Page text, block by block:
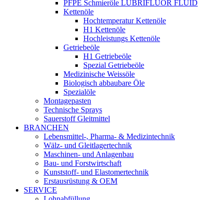
PFPE Schmieröle LUBRIFLUOR FLUID
Kettenöle
Hochtemperatur Kettenöle
H1 Kettenöle
Hochleistungs Kettenöle
Getriebeöle
H1 Getriebeöle
Spezial Getriebeöle
Medizinische Weissöle
Biologisch abbaubare Öle
Spezialöle
Montagepasten
Technische Sprays
Sauerstoff Gleitmittel
BRANCHEN
Lebensmittel-, Pharma- & Medizintechnik
Wälz- und Gleitlagertechnik
Maschinen- und Anlagenbau
Bau- und Forstwirtschaft
Kunststoff- und Elastomertechnik
Erstausrüstung & OEM
SERVICE